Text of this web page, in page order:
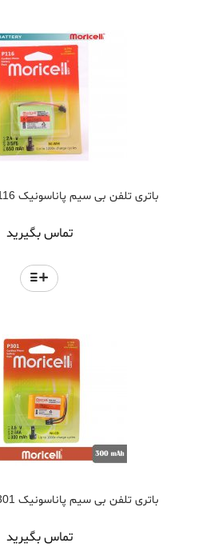
باتری تلفن بی سیم پاناسونیک HHR_P116 موریسل
تماس بگیرید
باتری تلفن بی سیم پاناسونیک HHR_P301 موریسل
تماس بگیرید